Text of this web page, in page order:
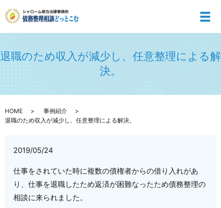
メ
退職のため収入が減少し、任意整理による解
決。
HOME
事例紹介
退職のため収入が減少し、任意整理による解決。
2019/05/24
仕事をされていた時に複数の債権者からの借り入れがあ
り、仕事を退職したため返済が困難なったため債務整理の
相談に来られました。